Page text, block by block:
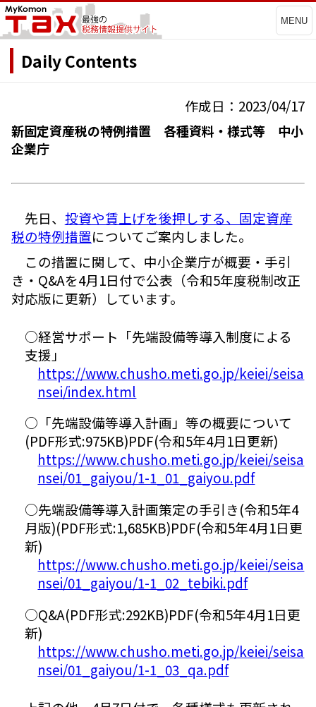
MENU
Daily Contents
作成日：2023/04/17
新固定資産税の特例措置 各種資料・様式等 中小
企業庁
先日、 投資や賃上げを後押しする、固定資産
税の特例措置についてご案内しました。
この措置に関して、中小企業庁が概要・手引
き・Q&Aを4月1日付で公表（令和5年度税制改正
対応版に更新）しています。
○経営サポート「先端設備等導入制度による
支援」
https://www.chusho.meti.go.jp/keiei/seisa
nsei/index.html
○「先端設備等導入計画」等の概要について
(PDF形式:975KB)PDF(令和5年4月1日更新)
https://www.chusho.meti.go.jp/keiei/seisa
nsei/01_gaiyou/1-1_01_gaiyou.pdf
○先端設備等導入計画策定の手引き(令和5年4
月版)(PDF形式:1,685KB)PDF(令和5年4月1日更
新)
https://www.chusho.meti.go.jp/keiei/seisa
nsei/01_gaiyou/1-1_02_tebiki.pdf
○Q&A(PDF形式:292KB)PDF(令和5年4月1日更
新)
https://www.chusho.meti.go.jp/keiei/seisa
nsei/01_gaiyou/1-1_03_qa.pdf